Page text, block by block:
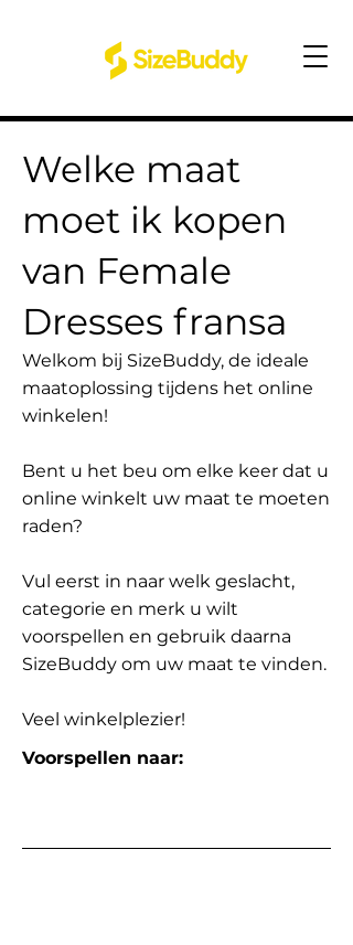
Welke maat
moet ik kopen
van Female
Dresses fransa
Welkom bij SizeBuddy, de ideale
maatoplossing tijdens het online
winkelen!
Bent u het beu om elke keer dat u
online winkelt uw maat te moeten
raden?
Vul eerst in naar welk geslacht,
categorie en merk u wilt
voorspellen en gebruik daarna
SizeBuddy om uw maat te vinden.
Veel winkelplezier!
Voorspellen naar: